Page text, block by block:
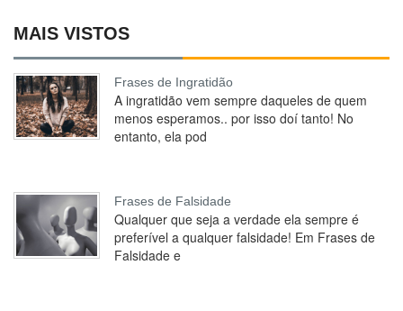
MAIS VISTOS
Frases de Ingratidão
A ingratidão vem sempre daqueles de quem
menos esperamos.. por isso doí tanto! No
entanto, ela pod
Frases de Falsidade
Qualquer que seja a verdade ela sempre é
preferível a qualquer falsidade! Em Frases de
Falsidade e